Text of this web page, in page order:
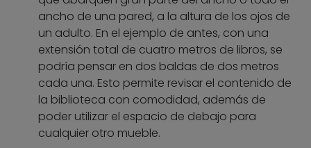
ancho de una pared, a la altura de los ojos de
un adulto. En el ejemplo de antes, con una
extensión total de cuatro metros de libros, se
podría pensar en dos baldas de dos metros
cada una. Esto permite revisar el contenido de
la biblioteca con comodidad, además de
poder utilizar el espacio de debajo para
cualquier otro mueble.